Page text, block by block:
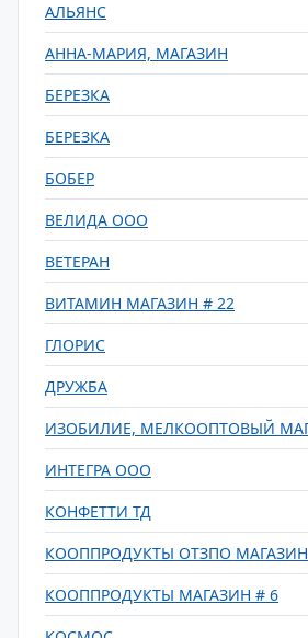
АЛЬЯНС
АННА-МАРИЯ, МАГАЗИН
БЕРЕЗКА
БЕРЕЗКА
БОБЕР
ВЕЛИДА ООО
ВЕТЕРАН
ВИТАМИН МАГАЗИН # 22
ГЛОРИС
ДРУЖБА
ИЗОБИЛИЕ, МЕЛКООПТОВЫЙ
ИНТЕГРА ООО
КОНФЕТТИ ТД
КООППРОДУКТЫ ОТЗПО
КООППРОДУКТЫ МАГАЗИН # 6